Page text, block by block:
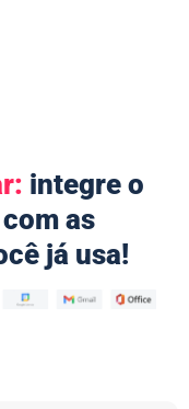
integre o
as
já usa!